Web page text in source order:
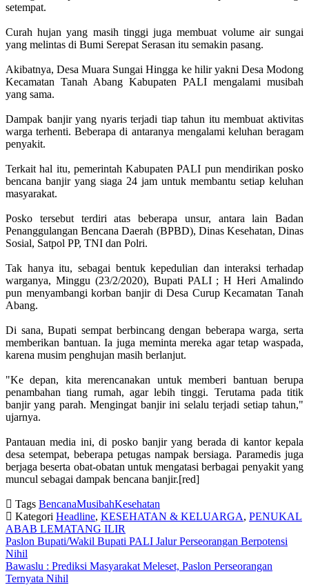
setempat.
Curah hujan yang masih tinggi juga membuat volume air sungai
yang melintas di Bumi Serepat Serasan itu semakin pasang.
Akibatnya, Desa Muara Sungai Hingga ke hilir yakni Desa Modong
Kecamatan Tanah Abang Kabupaten PALI mengalami musibah
yang sama.
Dampak banjir yang nyaris terjadi tiap tahun itu membuat aktivitas
warga terhenti. Beberapa di antaranya mengalami keluhan beragam
penyakit.
Terkait hal itu, pemerintah Kabupaten PALI pun mendirikan posko
bencana banjir yang siaga 24 jam untuk membantu setiap keluhan
masyarakat.
Posko tersebut terdiri atas beberapa unsur, antara lain Badan
Penanggulangan Bencana Daerah (BPBD), Dinas Kesehatan, Dinas
Sosial, Satpol PP, TNI dan Polri.
Tak hanya itu, sebagai bentuk kepedulian dan interaksi terhadap
warganya, Minggu (23/2/2020), Bupati PALI ; H Heri Amalindo
pun menyambangi korban banjir di Desa Curup Kecamatan Tanah
Abang.
Di sana, Bupati sempat berbincang dengan beberapa warga, serta
memberikan bantuan. Ia juga meminta mereka agar tetap waspada,
karena musim penghujan masih berlanjut.
"Ke depan, kita merencanakan untuk memberi bantuan berupa
penambahan tiang rumah, agar lebih tinggi. Terutama pada titik
banjir yang parah. Mengingat banjir ini selalu terjadi setiap tahun,"
ujarnya.
Pantauan media ini, di posko banjir yang berada di kantor kepala
desa setempat, beberapa petugas nampak bersiaga. Paramedis juga
berjaga beserta obat-obatan untuk mengatasi berbagai penyakit yang
muncul sebagai dampak bencana banjir.[red]
Tags BencanaMusibahKesehatan
Kategori Headline, KESEHATAN & KELUARGA, PENUKAL
ABAB LEMATANG ILIR
Paslon Bupati/Wakil Bupati PALI Jalur Perseorangan Berpotensi
Nihil
Bawaslu : Prediksi Masyarakat Meleset, Paslon Perseorangan
Ternyata Nihil